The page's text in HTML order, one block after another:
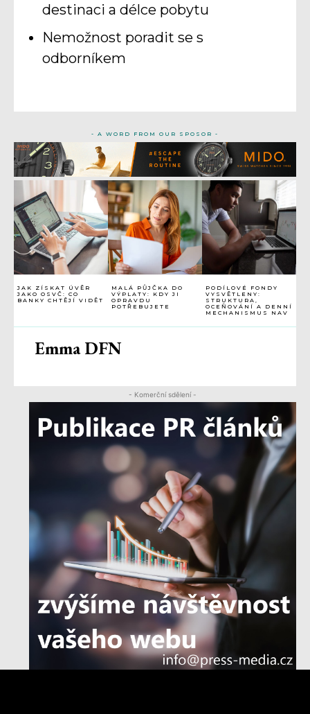
JAK ZÍSKAT ÚVĚR
JAKO OSVČ: CO
BANKY CHTĚJÍ VIDĚT
MALÁ PŮJČKA DO
VÝPLATY: KDY JI
OPRAVDU
POTŘEBUJETE
PODÍLOVÉ FONDY
VYSVĚTLENY:
STRUKTURA,
OCEŇOVÁNÍ A DENNÍ
MECHANISMUS NAV
Emma DFN
- Komerční sdělení -
destinaci a délce pobytu
Nemožnost poradit se s
odborníkem
- A WORD FROM OUR SPOSOR -